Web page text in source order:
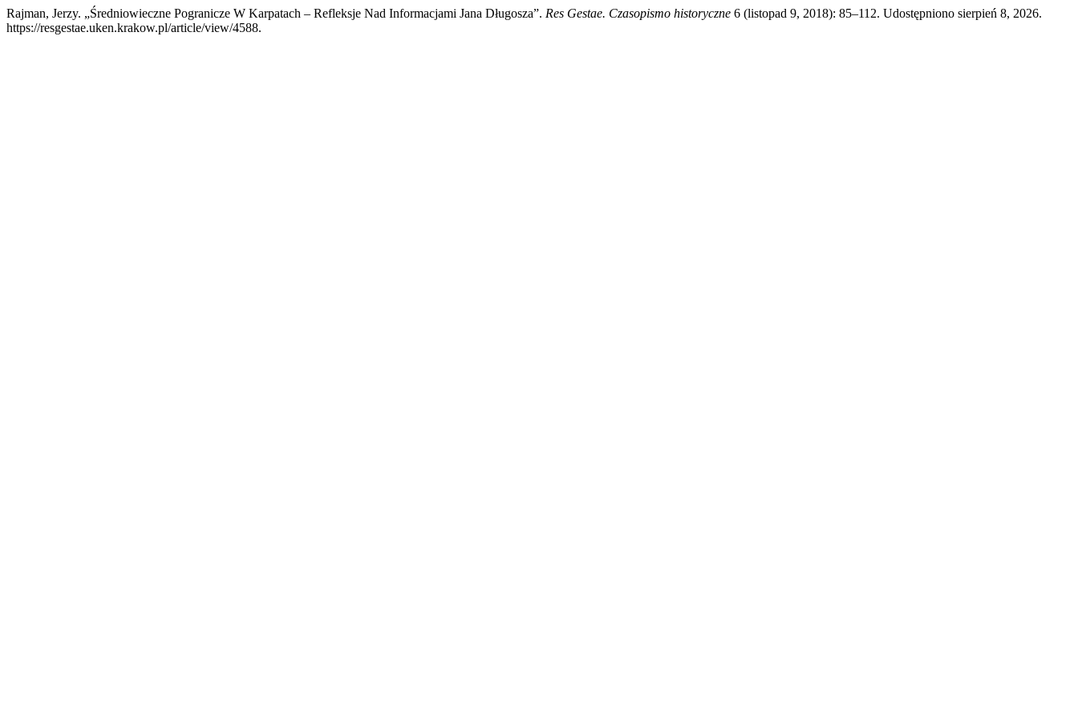
Rajman, Jerzy. „Średniowieczne Pogranicze W Karpatach – Refleksje Nad Informacjami Jana Długosza”. Res Gestae. Czasopismo historyczne 6 (listopad 9, 2018): 85–112. Udostępniono sierpień 8, 2026.
https://resgestae.uken.krakow.pl/article/view/4588.